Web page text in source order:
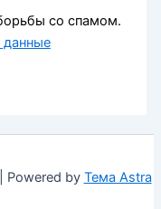
со спамом.
данные
Powered by Тема Astra